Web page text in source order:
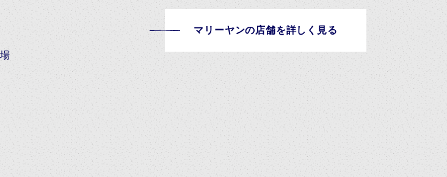
マリーヤンの店舗を詳しく見る